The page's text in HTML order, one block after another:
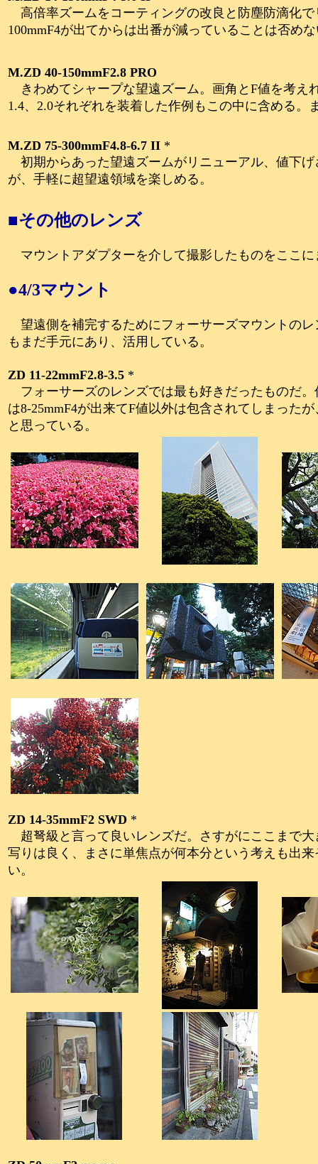
高倍率ズームをコーティングの改良と防塵防滴化
100mmF4が出てからは出番が減っていることは否め
M.ZD 40-150mmF2.8 PRO
きわめてシャープな望遠ズーム。画角とF値を考え
1.4、2.0それぞれを装着した作例もこの中に含める
M.ZD 75-300mmF4.8-6.7 II *
初期からあった望遠ズームがリニューアル、値下
が、手軽に超望遠領域を楽しめる。
■その他のレンズ
マウントアダプターを介して撮影したものをここに
●4/3マウント
望遠側を補完するためにフォーサーズマウントのレ
もまだ手元にあり、活用している。
ZD 11-22mmF2.8-3.5 *
フォーサーズのレンズでは最も好きだったものだ
は8-25mmF4が出来てF値以外は包含されてしまった
と思っている。
ZD 14-35mmF2 SWD *
超弩級と言って良いレンズだ。さすがにここまで
写りは良く、まさに単焦点が何本分という考えも出
い。